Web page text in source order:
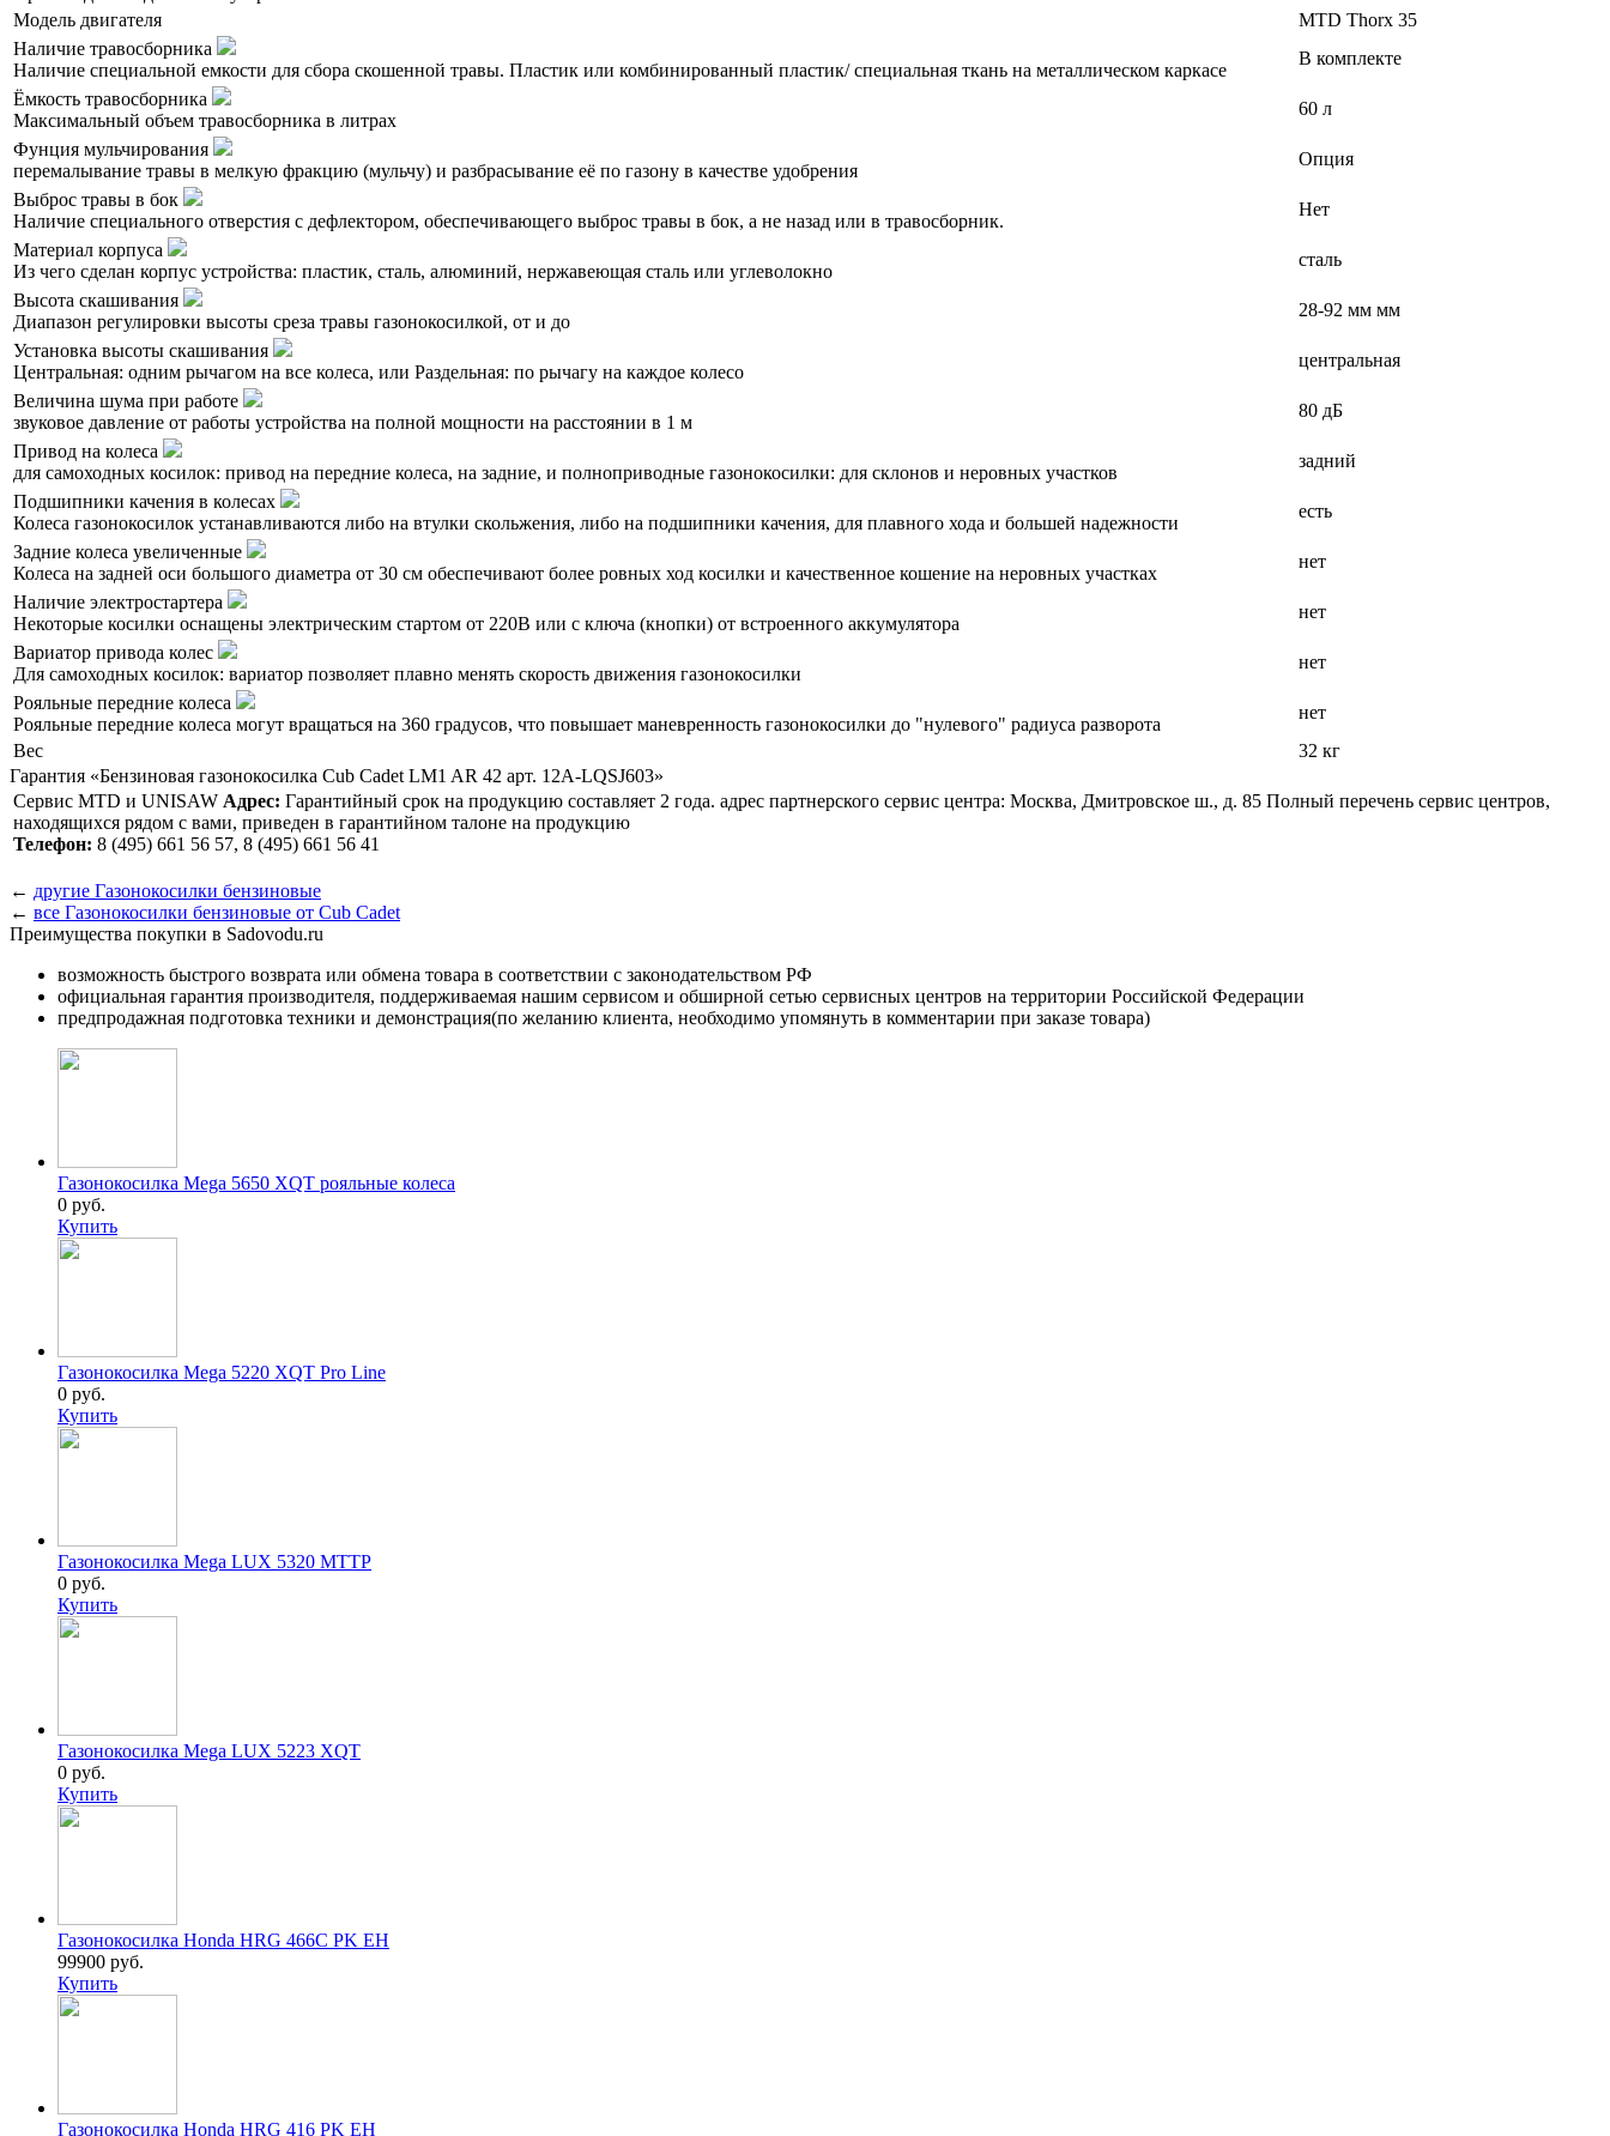
Модель двигателя
MTD Thorx 35
Наличие травосборника
Наличие специальной емкости для сбора скошенной травы. Пластик или комбинированный пластик/ специальная ткань на металлическом каркасе
В комплекте
Ёмкость травосборника
Максимальный объем травосборника в литрах
60 л
Фунция мульчирования
перемалывание травы в мелкую фракцию (мульчу) и разбрасывание её по газону в качестве удобрения
Опция
Выброс травы в бок
Наличие специального отверстия с дефлектором, обеспечивающего выброс травы в бок, а не назад или в травосборник.
Нет
Материал корпуса
Из чего сделан корпус устройства: пластик, сталь, алюминий, нержавеющая сталь или углеволокно
сталь
Высота скашивания
Диапазон регулировки высоты среза травы газонокосилкой, от и до
28-92 мм мм
Установка высоты скашивания
Центральная: одним рычагом на все колеса, или Раздельная: по рычагу на каждое колесо
центральная
Величина шума при работе
звуковое давление от работы устройства на полной мощности на расстоянии в 1 м
80 дБ
Привод на колеса
для самоходных косилок: привод на передние колеса, на задние, и полноприводные газонокосилки: для склонов и неровных участков
задний
Подшипники качения в колесах
Колеса газонокосилок устанавливаются либо на втулки скольжения, либо на подшипники качения, для плавного хода и большей надежности
есть
Задние колеса увеличенные
Колеса на задней оси большого диаметра от 30 см обеспечивают более ровных ход косилки и качественное кошение на неровных участках
нет
Наличие электростартера
Некоторые косилки оснащены электрическим стартом от 220В или с ключа (кнопки) от встроенного аккумулятора
нет
Вариатор привода колес
Для самоходных косилок: вариатор позволяет плавно менять скорость движения газонокосилки
нет
Рояльные передние колеса
Рояльные передние колеса могут вращаться на 360 градусов, что повышает маневренность газонокосилки до "нулевого" радиуса разворота
нет
Вес
32 кг
Гарантия «Бензиновая газонокосилка Cub Cadet LM1 AR 42 арт. 12A-LQSJ603»
Сервис MTD и UNISAW Адрес: Гарантийный срок на продукцию составляет 2 года. адрес партнерского сервис центра: Москва, Дмитровское ш., д. 85 Полный перечень сервис центров,
находящихся рядом с вами, приведен в гарантийном талоне на продукцию
Телефон: 8 (495) 661 56 57, 8 (495) 661 56 41
← другие Газонокосилки бензиновые
← все Газонокосилки бензиновые от Cub Cadet
Преимущества покупки в Sadovodu.ru
возможность быстрого возврата или обмена товара в соответствии с законодательством РФ
официальная гарантия производителя, поддерживаемая нашим сервисом и обширной сетью сервисных центров на территории Российской Федерации
предпродажная подготовка техники и демонстрация(по желанию клиента, необходимо упомянуть в комментарии при заказе товара)
Газонокосилка Mega 5650 XQT рояльные колеса
0 руб.
Купить
Газонокосилка Mega 5220 XQT Pro Line
0 руб.
Купить
Газонокосилка Mega LUX 5320 MTTP
0 руб.
Купить
Газонокосилка Mega LUX 5223 XQT
0 руб.
Купить
Газонокосилка Honda HRG 466C PK EH
99900 руб.
Купить
Газонокосилка Honda HRG 416 PK EH